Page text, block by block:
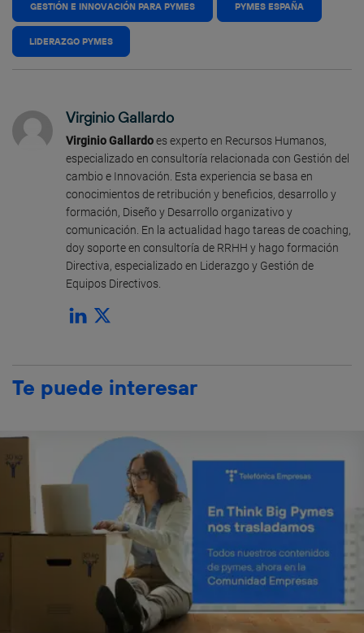
GESTIÓN E INNOVACIÓN PARA PYMES PYMES ESPAÑA
LIDERAZGO PYMES
Virginio Gallardo
Virginio Gallardoes experto en Recursos Humanos,
especializado en consultoría relacionada con Gestión del
cambio e Innovación. Esta experiencia se basa en
conocimientos de retribución y beneficios, desarrollo y
formación, Diseño y Desarrollo organizativo y
comunicación. En la actualidad hago tareas de coaching,
doy soporte en consultoría de RRHH y hago formación
Directiva, especializado en Liderazgo y Gestión de
Equipos Directivos.
Te puede interesar